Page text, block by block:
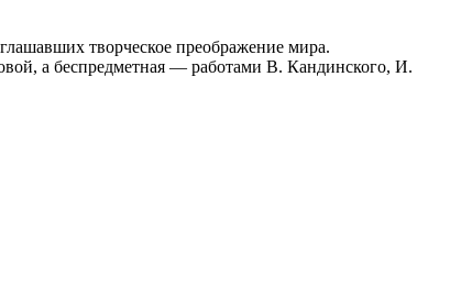
творческое преображение мира.
а беспредметная — работами В. Кандинского, И.